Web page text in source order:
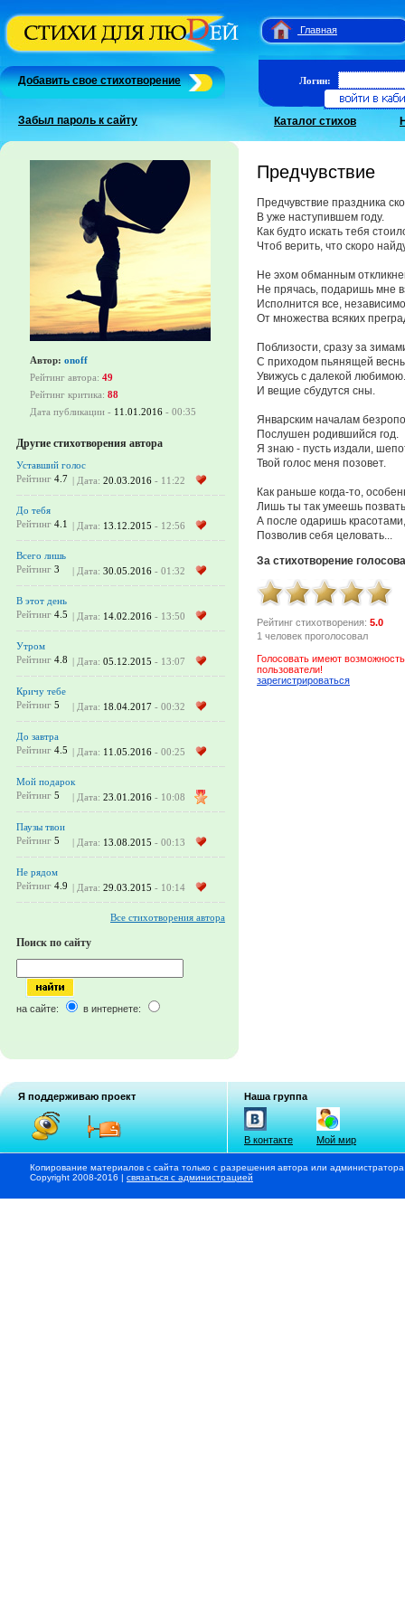
Главная
Добавить свое стихотворение
Забыл пароль к сайту
Логин:
Каталог стихов
Автор: onoff
Рейтинг автора: 49
Рейтинг критика: 88
Дата публикации - 11.01.2016 - 00:35
Другие стихотворения автора
Уставший голос
Рейтинг 4.7 | Дата: 20.03.2016 - 11:22
До тебя
Рейтинг 4.1 | Дата: 13.12.2015 - 12:56
Всего лишь
Рейтинг 3 | Дата: 30.05.2016 - 01:32
В этот день
Рейтинг 4.5 | Дата: 14.02.2016 - 13:50
Утром
Рейтинг 4.8 | Дата: 05.12.2015 - 13:07
Кричу тебе
Рейтинг 5 | Дата: 18.04.2017 - 00:32
До завтра
Рейтинг 4.5 | Дата: 11.05.2016 - 00:25
Мой подарок
Рейтинг 5 | Дата: 23.01.2016 - 10:08
Паузы твои
Рейтинг 5 | Дата: 13.08.2015 - 00:13
Не рядом
Рейтинг 4.9 | Дата: 29.03.2015 - 10:14
Все стихотворения автора
Поиск по сайту
на сайте: в интернете:
Предчувствие
Предчувствие праздника
В уже наступившем году.
Как будто искать тебя
Чтоб верить, что скоро
Не эхом обманным
Не прячась, подаришь мне
Исполнится все, независимо
От множества всяких
Поблизости, сразу за
С приходом пьянящей
Увижусь с далекой любимою.
И вещие сбудутся сны.
Январским началам
Послушен родившийся год.
Я знаю - пусть издали,
Твой голос меня позовет.
Как раньше когда-то,
Лишь ты так умеешь
А после одаришь красотами,
Позволив себя целовать...
За стихотворение
Рейтинг стихотворения: 5.0
1 человек проголосовал
Голосовать имеют
пользователи!
зарегистрироваться
Я поддерживаю проект Наша группа
В контакте Мой мир
Копирование материалов с сайта только с разрешения автора или
Copyright 2008-2016 | связаться с администрацией